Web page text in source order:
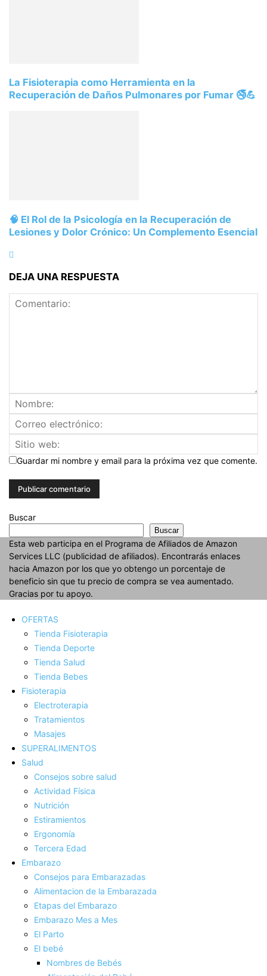
La Fisioterapia como Herramienta en la
Recuperación de Daños Pulmonares por Fumar 🚭💪
🧠 El Rol de la Psicología en la Recuperación de
Lesiones y Dolor Crónico: Un Complemento Esencial
DEJA UNA RESPUESTA
Guardar mi nombre y email para la próxima vez que comente.
Buscar
Buscar
Esta web participa en el Programa de Afiliados de Amazon
Services LLC (publicidad de afiliados). Encontrarás enlaces
hacia Amazon por los que yo obtengo un porcentaje de
beneficio sin que tu precio de compra se vea aumentado.
Gracias por tu apoyo.
OFERTAS
Tienda Fisioterapia
Tienda Deporte
Tienda Salud
Tienda Bebes
Fisioterapia
Electroterapia
Tratamientos
Masajes
SUPERALIMENTOS
Salud
Consejos sobre salud
Actividad Fí­sica
Nutrición
Estiramientos
Ergonomí­a
Tercera Edad
Embarazo
Consejos para Embarazadas
Alimentacion de la Embarazada
Etapas del Embarazo
Embarazo Mes a Mes
El Parto
El bebé
Nombres de Bebés